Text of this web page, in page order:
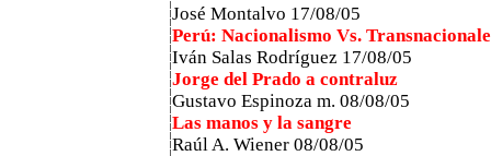
José Montalvo 17/08/05
Perú: Nacionalismo Vs.
Iván Salas Rodríguez 17/08/05
Jorge del Prado a contraluz
Gustavo Espinoza m. 08/08/05
Las manos y la sangre
Raúl A. Wiener 08/08/05